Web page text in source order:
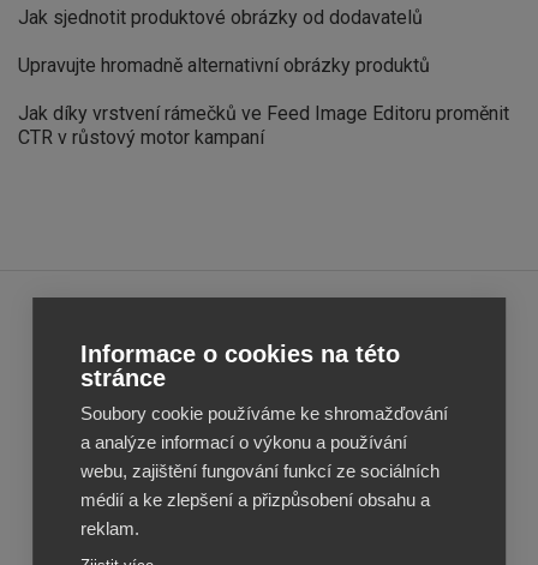
Jak sjednotit produktové obrázky od dodavatelů
Upravujte hromadně alternativní obrázky produktů
Jak díky vrstvení rámečků ve Feed Image Editoru proměnit
CTR v růstový motor kampaní
Image
Reviews
Image
Reviews
Informace o cookies na této
stránce
Soubory cookie používáme ke shromažďování
a analýze informací o výkonu a používání
webu, zajištění fungování funkcí ze sociálních
médií a ke zlepšení a přizpůsobení obsahu a
reklam.